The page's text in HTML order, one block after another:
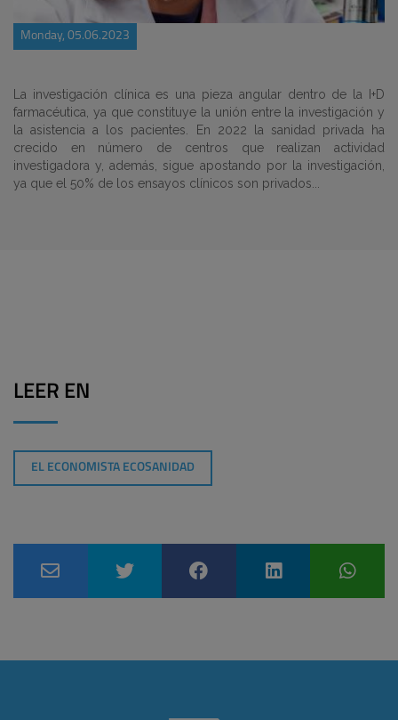
Monday, 05.06.2023
La investigación clínica es una pieza angular dentro de la I+D
farmacéutica, ya que constituye la unión entre la investigación y
la asistencia a los pacientes. En 2022 la sanidad privada ha
crecido en número de centros que realizan actividad
investigadora y, además, sigue apostando por la investigación,
ya que el 50% de los ensayos clínicos son privados...
LEER EN
EL ECONOMISTA ECOSANIDAD